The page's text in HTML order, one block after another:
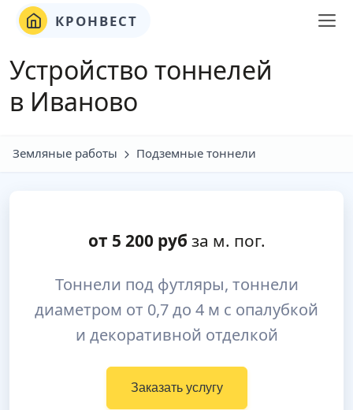
КРОНВЕСТ
Устройство тоннелей
в Иваново
Земляные работы Подземные тоннели
от 5 200руб за м. пог.
Тоннели под футляры, тоннели
диаметром от 0,7 до 4 м с опалубкой
и декоративной отделкой
Заказать услугу